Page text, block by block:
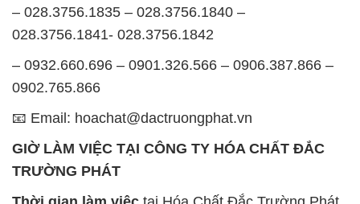
– 028.3756.1835 – 028.3756.1840 –
028.3756.1841- 028.3756.1842
– 0932.660.696 – 0901.326.566 – 0906.387.866 –
0902.765.866
📧 Email: hoachat@dactruongphat.vn
GIỜ LÀM VIỆC TẠI CÔNG TY HÓA CHẤT ĐẮC
TRƯỜNG PHÁT